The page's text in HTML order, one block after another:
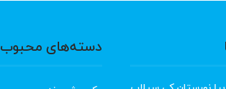
دسته‌های محبوب